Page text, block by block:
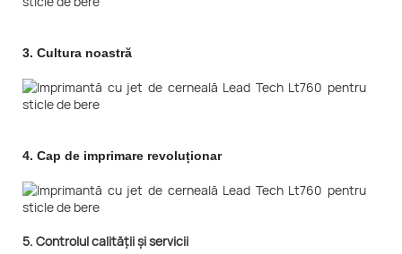
3. Cultura noastră
4. Cap de imprimare revoluționar
5. Controlul calității și servicii